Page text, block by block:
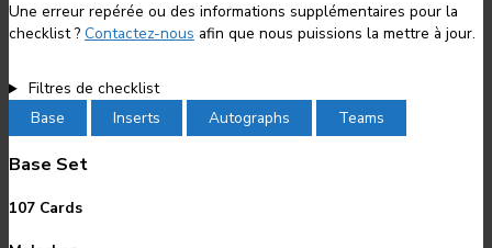
Une erreur repérée ou des informations supplémentaires pour la
checklist ? Contactez-nous afin que nous puissions la mettre à jour.
Filtres de checklist
Base
Inserts Autographs Teams
Base Set
107 Cards